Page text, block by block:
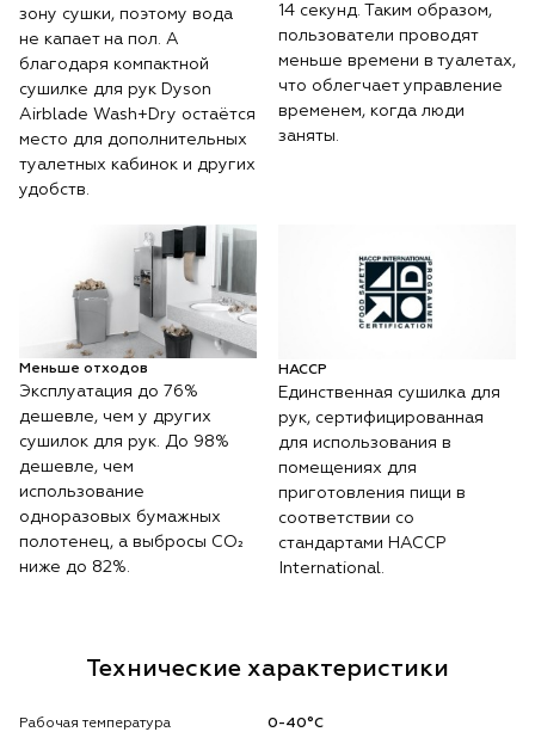
зону сушки, поэтому вода
не капает на пол. А
благодаря компактной
сушилке для рук Dyson
Airblade Wash+Dry остаётся
место для дополнительных
туалетных кабинок и других
удобств.
14 секунд. Таким образом,
пользователи проводят
меньше времени в туалетах,
что облегчает управление
временем, когда люди
заняты.
Меньше отходов
Эксплуатация до 76%
дешевле, чем у других
сушилок для рук. До 98%
дешевле, чем
использование
одноразовых бумажных
полотенец, а выбросы CO₂
ниже до 82%.
HACCP
Единственная сушилка для
рук, сертифицированная
для использования в
помещениях для
приготовления пищи в
соответствии со
стандартами HACCP
International.
Технические характеристики
Рабочая температура
0-40°С